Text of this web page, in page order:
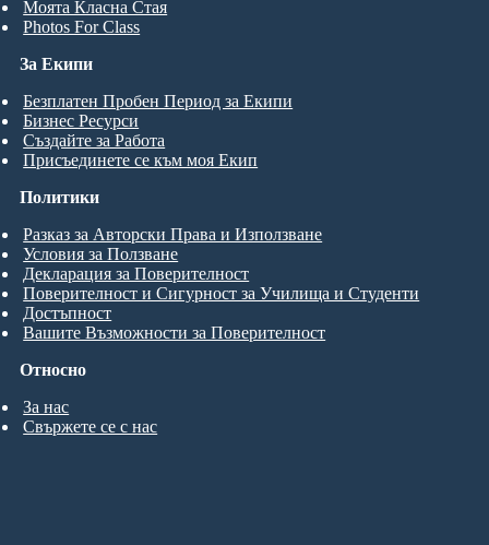
Моята Класна Стая
Photos For Class
За Екипи
Безплатен Пробен Период за Екипи
Бизнес Ресурси
Създайте за Работа
Присъединете се към моя Екип
Относно
За нас
Свържете се с нас
Политики
Разказ за Авторски Права и Използване
Условия за Ползване
Декларация за Поверителност
Поверителност и Сигурност за Училища и Студенти
Достъпност
Вашите Възможности за Поверителност